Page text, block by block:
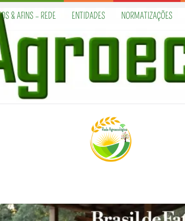
& AFINS – REDE ENTIDADES NORMATIZAÇÕES